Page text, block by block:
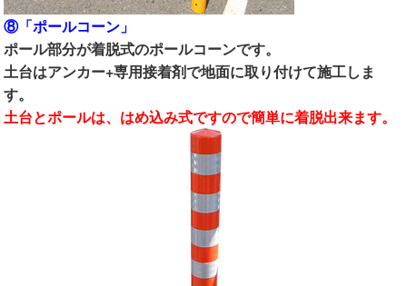
⑧「ポールコーン」
ポール部分が着脱式のポールコーンです。
土台はアンカー+専用接着剤で地面に取り付けて施工しま
す。
土台とポールは、はめ込み式ですので簡単に着脱出来ます。